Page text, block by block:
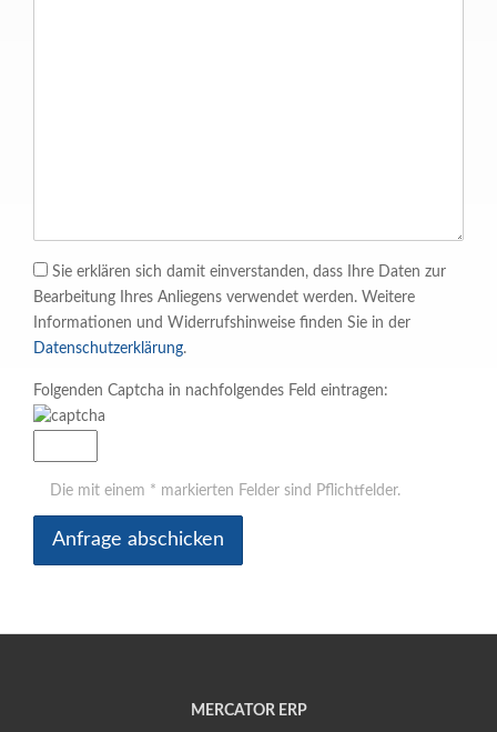
Sie erklären sich damit einverstanden, dass Ihre Daten zur
Bearbeitung Ihres Anliegens verwendet werden. Weitere
Informationen und Widerrufshinweise finden Sie in der
Datenschutzerklärung.
Folgenden Captcha in nachfolgendes Feld eintragen:
Die mit einem * markierten Felder sind Pflichtfelder.
Anfrage abschicken
MERCATOR ERP